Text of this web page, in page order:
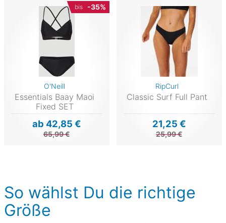
bis -35%
O'Neill
Essentials Baay Maoi
Fixed SET
ab 42,85 €
65,99 €
RipCurl
Classic Surf Full Pant
21,25 €
25,99 €
So wählst Du die richtige
Größe